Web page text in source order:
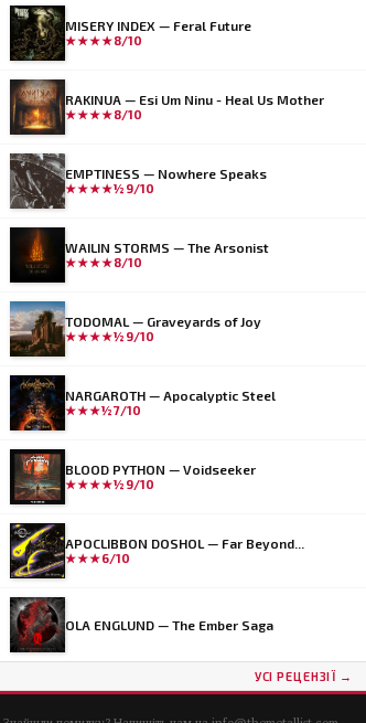
MISERY INDEX — Feral Future
★★★★8/10
RAKINUA — Esi Um Ninu - Heal Us Mother
★★★★8/10
EMPTINESS — Nowhere Speaks
★★★★½ 9/10
WAILIN STORMS — The Arsonist
★★★★8/10
TODOMAL — Graveyards of Joy
★★★★½ 9/10
NARGAROTH — Apocalyptic Steel
★★★½7/10
BLOOD PYTHON — Voidseeker
★★★★½ 9/10
APOCLIBBON DOSHOL — Far Beyond...
★★★6/10
OLA ENGLUND — The Ember Saga
УСІ РЕЦЕНЗІЇ →